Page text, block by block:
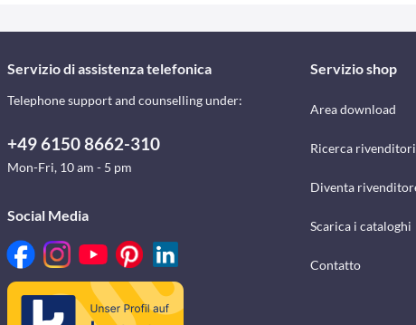
Servizio di assistenza telefonica
Telephone support and counselling under:
+49 6150 8662-310
Mon-Fri, 10 am - 5 pm
Social Media
Servizio shop
Area download
Ricerca rivenditori
Diventa
Scarica i cataloghi
Contatto